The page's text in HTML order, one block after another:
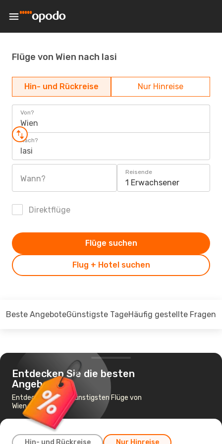
Flüge von Wien nach Iasi
Hin- und Rückreise Nur Hinreise
Von?
Wien
Nach?
Iasi
Wann?
Reisende
1 Erwachsener
Direktflüge
Flug + Hotel suchen
Flüge suchen
Beste AngeboteGünstigste TageHäufig gestellte Fragen
Entdecken Sie die besten
Angebote
Entdecken Sie die günstigsten Flüge von
Wien nach Iasi
Hin- und Rückreise Nur Hinreise